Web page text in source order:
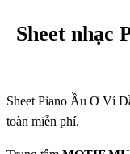
Sheet nhạc
Sheet Piano Ầu Ơ Ví
toàn miễn phí.